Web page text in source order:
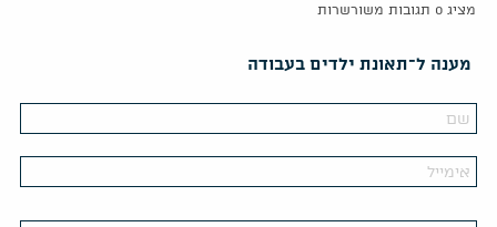
מציג 0 תגובות משורשרות
מענה ל־תאונת ילדים בעבודה